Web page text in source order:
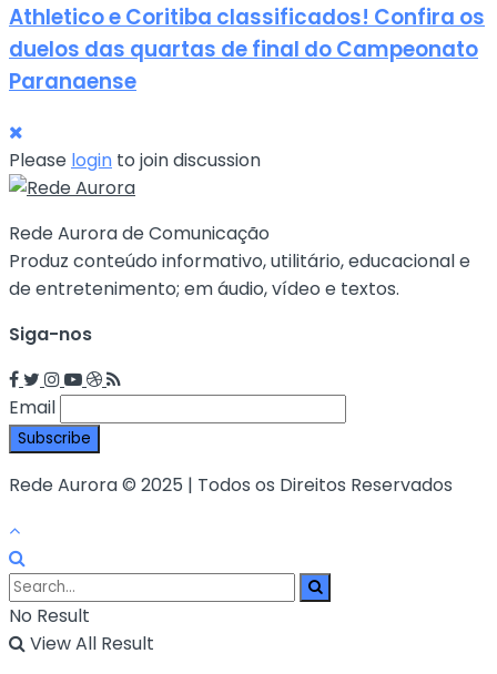
Athletico e Coritiba classificados! Confira os
duelos das quartas de final do Campeonato
Paranaense
Please login to join discussion
Rede Aurora de Comunicação
Produz conteúdo informativo, utilitário, educacional e
de entretenimento; em áudio, vídeo e textos.
Siga-nos
Email
Rede Aurora © 2025 | Todos os Direitos Reservados
No Result
View All Result